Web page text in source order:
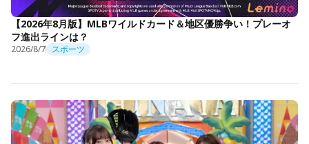
【2026年8月版】MLBワイルドカード＆地区優勝争い！プレーオ
フ進出ラインは？
2026/8/7 スポーツ